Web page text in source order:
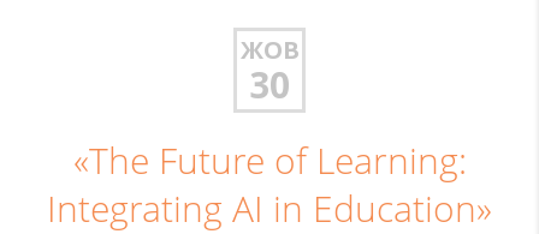
ЖОВ
30
«The Future of Learning:
Integrating AI in Education»